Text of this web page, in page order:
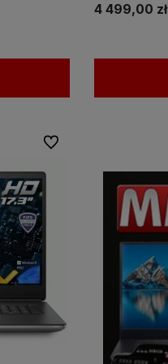
więc Wszystkie nasze
gwaracją, a nasz
4 499,00 zł
Do ulubionych